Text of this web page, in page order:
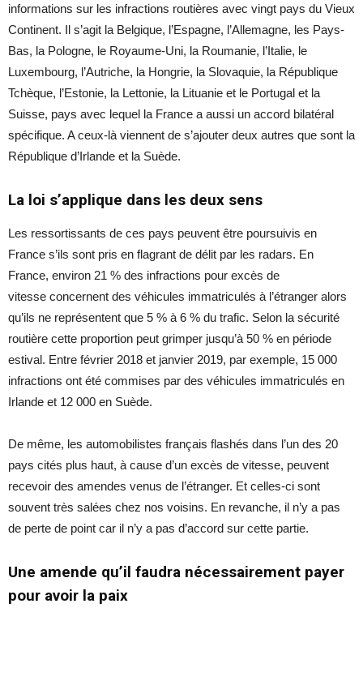
informations sur les infractions routières avec vingt pays du Vieux
Continent. Il s’agit la Belgique, l’Espagne, l’Allemagne, les Pays-
Bas, la Pologne, le Royaume-Uni, la Roumanie, l’Italie, le
Luxembourg, l’Autriche, la Hongrie, la Slovaquie, la République
Tchèque, l’Estonie, la Lettonie, la Lituanie et le Portugal et la
Suisse, pays avec lequel la France a aussi un accord bilatéral
spécifique. A ceux-là viennent de s’ajouter deux autres que sont la
République d’Irlande et la Suède.
La loi s’applique dans les deux sens
Les ressortissants de ces pays peuvent être poursuivis en
France s’ils sont pris en flagrant de délit par les radars. En
France, environ 21 % des infractions pour excès de
vitesse concernent des véhicules immatriculés à l’étranger alors
qu’ils ne représentent que 5 % à 6 % du trafic. Selon la sécurité
routière cette proportion peut grimper jusqu’à 50 % en période
estival. Entre février 2018 et janvier 2019, par exemple, 15 000
infractions ont été commises par des véhicules immatriculés en
Irlande et 12 000 en Suède.
De même, les automobilistes français flashés dans l’un des 20
pays cités plus haut, à cause d’un excès de vitesse, peuvent
recevoir des amendes venus de l’étranger. Et celles-ci sont
souvent très salées chez nos voisins. En revanche, il n’y a pas
de perte de point car il n’y a pas d’accord sur cette partie.
Une amende qu’il faudra nécessairement payer
pour avoir la paix